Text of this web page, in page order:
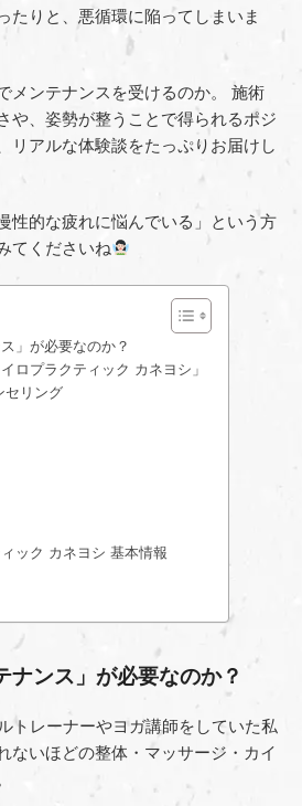
たりと、悪循環に陥ってしまいま
メンテナンスを受けるのか。 施術
や、姿勢が整うことで得られるポジ
リアルな体験談をたっぷりお届けし
性的な疲れに悩んでいる」という方
てくださいね
」が必要なのか？
ロプラクティック カネヨシ」
リング
ック カネヨシ 基本情報
ナンス」が必要なのか？
トレーナーやヨガ講師をしていた私
ないほどの整体・マッサージ・カイ